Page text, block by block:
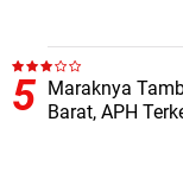
Maraknya
Barat, APH